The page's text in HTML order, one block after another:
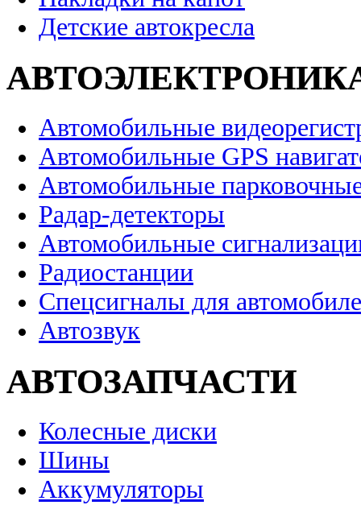
Детские автокресла
Автомобильные
Автомобильные GPS
Автомобильные
Радар-детекторы
Автомобильные
Радиостанции
Спецсигналы для
Автозвук
АВТОЗАПЧАСТИ
Колесные диски
Шины
Аккумуляторы